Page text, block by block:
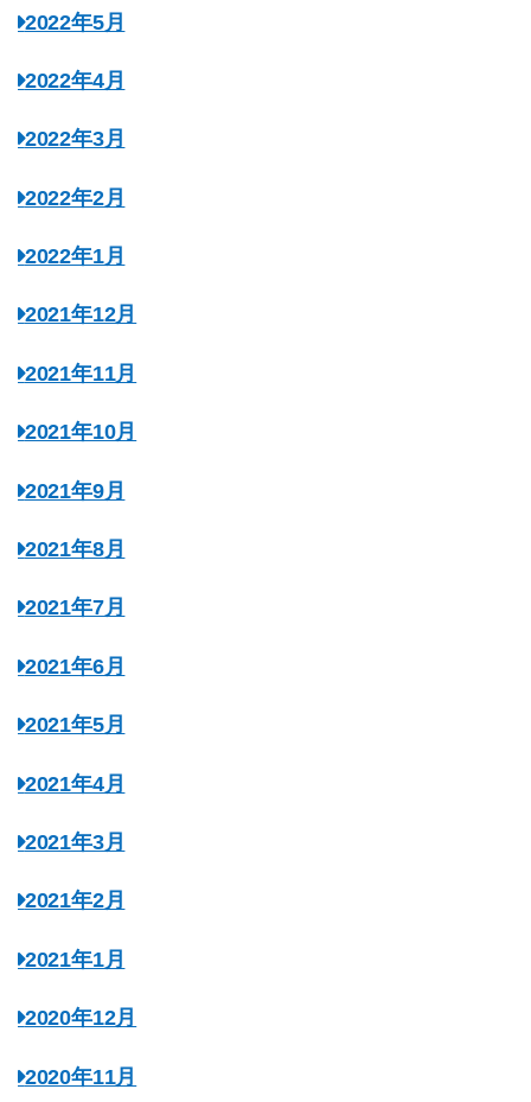
2022年5月
2022年4月
2022年3月
2022年2月
2022年1月
2021年12月
2021年11月
2021年10月
2021年9月
2021年8月
2021年7月
2021年6月
2021年5月
2021年4月
2021年3月
2021年2月
2021年1月
2020年12月
2020年11月